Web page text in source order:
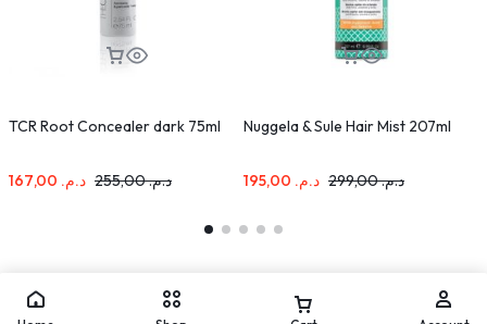
TCR Root Concealer dark 75ml
د.م. د.م.255,00
Nuggela & Sule Hair Mist 207ml
د.م. د.م.299,00